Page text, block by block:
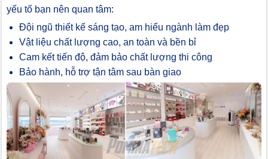
yếu tố bạn nên quan tâm:
Đội ngũ thiết kế sáng tạo, am hiểu ngành làm đẹp
Vật liệu chất lượng cao, an toàn và bền bỉ
Cam kết tiến độ, đảm bảo chất lượng thi công
Bảo hành, hỗ trợ tận tâm sau bàn giao